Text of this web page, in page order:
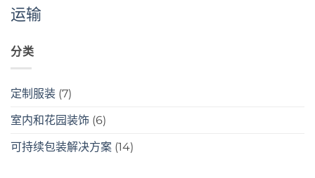
运输
分类
定制服装 (7)
室内和花园装饰 (6)
可持续包装解决方案 (14)